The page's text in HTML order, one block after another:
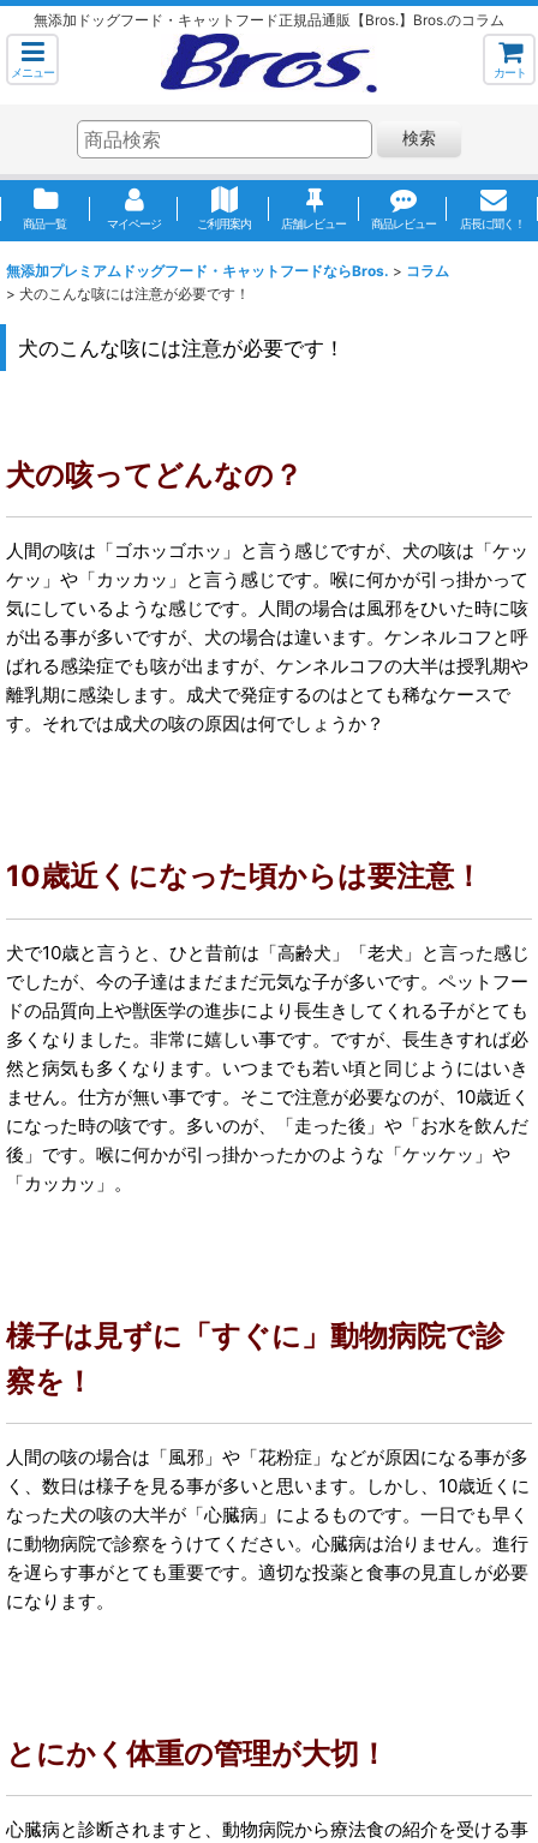
無添加ドッグフード・キャットフード正規品通販【Bros.】Bros.のコラム
メニュー カート
検索
商品一覧 マイページ ご利用案内 店舗レビュー 商品レビュー 店長に聞く！
無添加プレミアムドッグフード・キャットフードならBros. > コラム
> 犬のこんな咳には注意が必要です！
犬のこんな咳には注意が必要です！
犬の咳ってどんなの？
人間の咳は「ゴホッゴホッ」と言う感じですが、犬の咳は「ケッ
ケッ」や「カッカッ」と言う感じです。喉に何かが引っ掛かって
気にしているような感じです。人間の場合は風邪をひいた時に咳
が出る事が多いですが、犬の場合は違います。ケンネルコフと呼
ばれる感染症でも咳が出ますが、ケンネルコフの大半は授乳期や
離乳期に感染します。成犬で発症するのはとても稀なケースで
す。それでは成犬の咳の原因は何でしょうか？
10歳近くになった頃からは要注意！
犬で10歳と言うと、ひと昔前は「高齢犬」「老犬」と言った感じ
でしたが、今の子達はまだまだ元気な子が多いです。ペットフー
ドの品質向上や獣医学の進歩により長生きしてくれる子がとても
多くなりました。非常に嬉しい事です。ですが、長生きすれば必
然と病気も多くなります。いつまでも若い頃と同じようにはいき
ません。仕方が無い事です。そこで注意が必要なのが、10歳近く
になった時の咳です。多いのが、「走った後」や「お水を飲んだ
後」です。喉に何かが引っ掛かったかのような「ケッケッ」や
「カッカッ」。
様子は見ずに「すぐに」動物病院で診
察を！
人間の咳の場合は「風邪」や「花粉症」などが原因になる事が多
く、数日は様子を見る事が多いと思います。しかし、10歳近くに
なった犬の咳の大半が「心臓病」によるものです。一日でも早く
に動物病院で診察をうけてください。心臓病は治りません。進行
を遅らす事がとても重要です。適切な投薬と食事の見直しが必要
になります。
とにかく体重の管理が大切！
心臓病と診断されますと、動物病院から療法食の紹介を受ける事